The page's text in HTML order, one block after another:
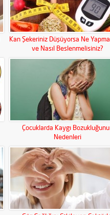
Kan Şekeriniz Düşüyorsa Ne
ve Nasıl Beslenmelisiniz?
Çocuklarda Kaygı
Nedenleri